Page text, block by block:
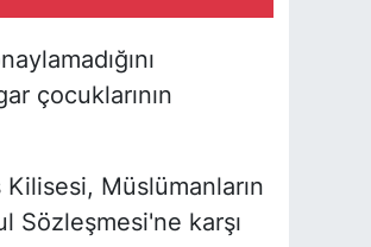
çocuklarının
Müslümanların
Sözleşmesi'ne karşı